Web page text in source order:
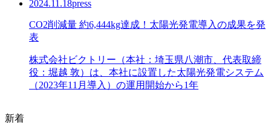
2024.11.18press
CO2削減量 約6,444kg達成！太陽光発電導入の成果を発
表
株式会社ビクトリー（本社：埼玉県八潮市、代表取締
役：堀越 敦）は、本社に設置した太陽光発電システム
（2023年11月導入）の運用開始から1年
新着